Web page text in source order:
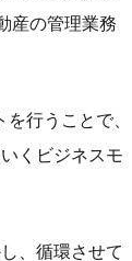
産の管理業務
行うことで、
くビジネスモ
、循環させて